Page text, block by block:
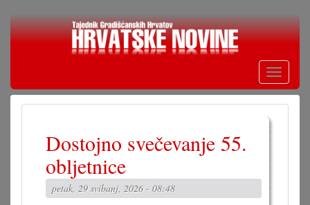
Skoči
Toggle
Dostojno svečevanje 55.
obljetnice
petak, 29 svibanj, 2026 - 08:48